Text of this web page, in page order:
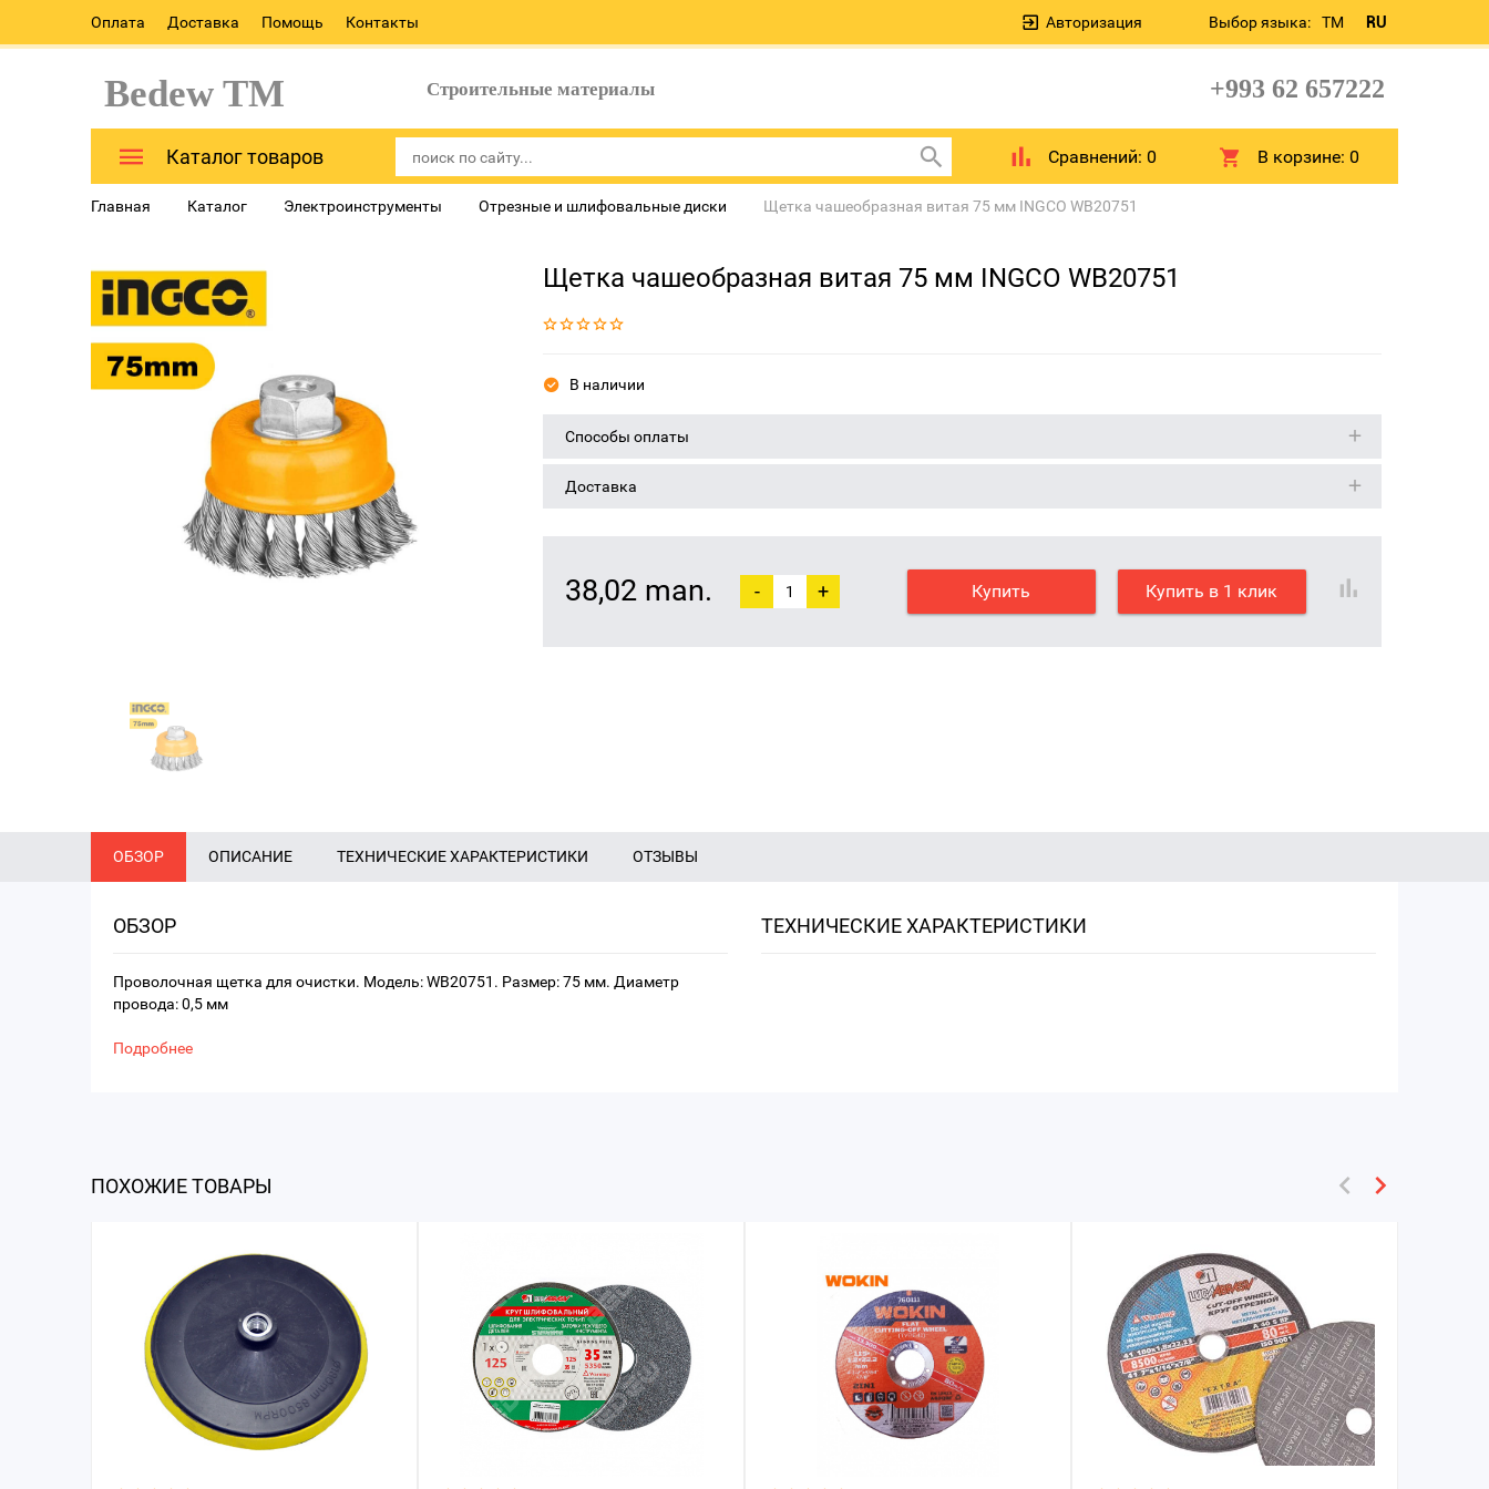
Оплата Доставка Помощь Контакты Выбор языка: TM RU
Авторизация
Bedew TM Строительные материалы +993 62 657222
Каталог товаров Сравнений: 0 В корзине:0
Главная Каталог Электроинструменты Отрезные и шлифовальные диски Щетка чашеобразная витая 75 мм INGCO WB20751
Щетка чашеобразная витая 75 мм INGCO WB20751
В наличии
Способы оплаты
Доставка
38,02 man. - + Купить Купить в 1 клик
ОБЗОР ОПИСАНИЕ ТЕХНИЧЕСКИЕ ХАРАКТЕРИСТИКИ ОТЗЫВЫ
ОБЗОР
Проволочная щетка для очистки. Модель: WB20751. Размер: 75 мм. Диаметр
провода: 0,5 мм
Подробнее
ТЕХНИЧЕСКИЕ ХАРАКТЕРИСТИКИ
ПОХОЖИЕ ТОВАРЫ